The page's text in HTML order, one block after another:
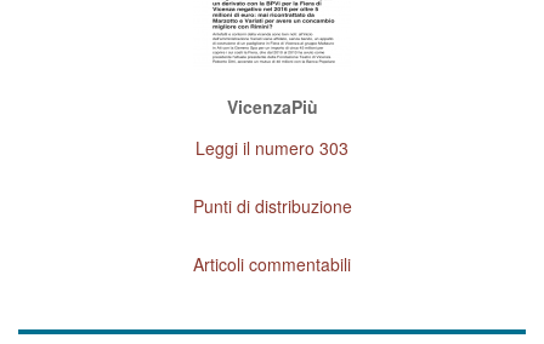
VicenzaPiù
Leggi il numero 303
Punti di distribuzione
Articoli commentabili